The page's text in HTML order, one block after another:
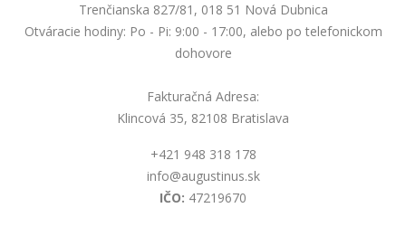
Trenčianska 827/81, 018 51 Nová Dubnica
Otváracie hodiny: Po - Pi: 9:00 - 17:00, alebo po telefonickom
dohovore
Fakturačná Adresa:
Klincová 35, 82108 Bratislava
+421 948 318 178
info@augustinus.sk
IČO: 47219670